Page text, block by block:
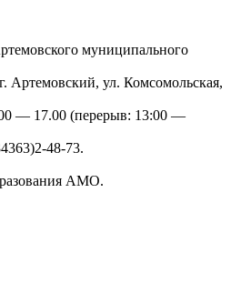
муниципального
Артемовский, ул. Комсомольская,
— 17.00 (перерыв: 13:00 —
48-73.
АМО.